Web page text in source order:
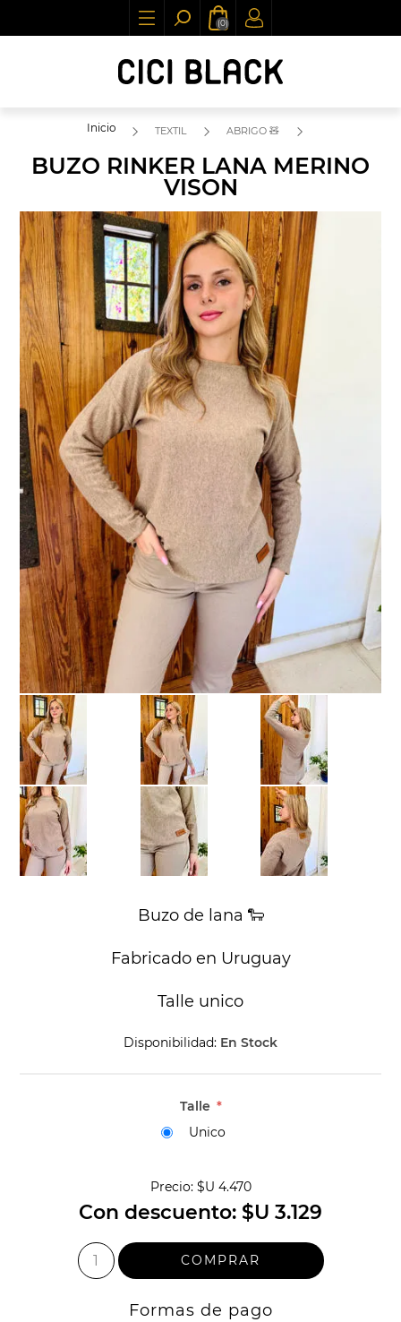
(0)
Inicio TEXTIL ABRIGO 🧸
BUZO RINKER LANA MERINO
VISON
Buzo de lana 🐑
Fabricado en Uruguay
Talle unico
Disponibilidad: En Stock
Talle *
Unico
Precio: $U 4.470
Con descuento: $U 3.129
Formas de pago